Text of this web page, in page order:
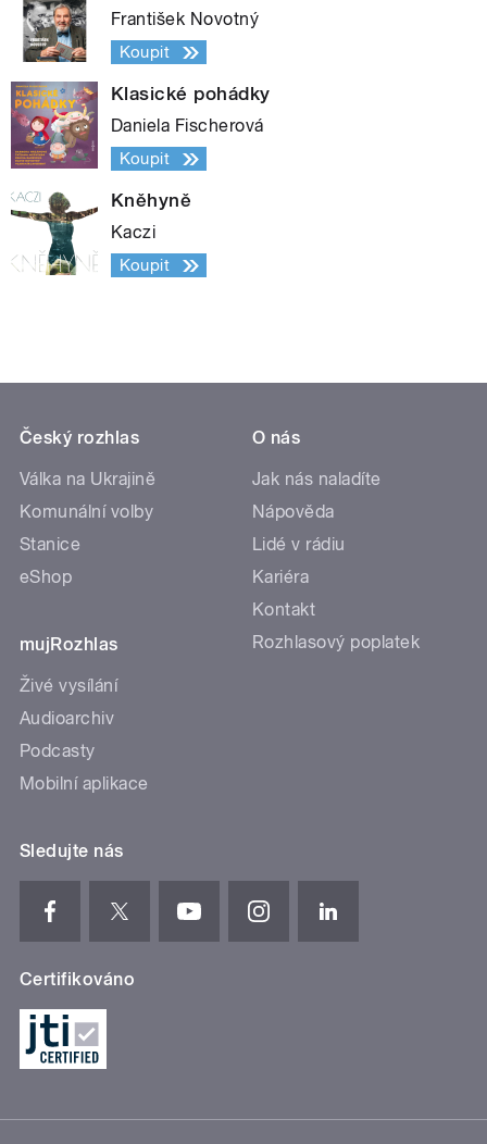
František Novotný
Koupit
Klasické pohádky
Daniela Fischerová
Koupit
Kněhyně
Kaczi
Koupit
Český rozhlas
Válka na Ukrajině
Komunální volby
Stanice
eShop
mujRozhlas
Živé vysílání
Audioarchiv
Podcasty
Mobilní aplikace
O nás
Jak nás naladíte
Nápověda
Lidé v rádiu
Kariéra
Kontakt
Rozhlasový poplatek
Sledujte nás
Certifikováno